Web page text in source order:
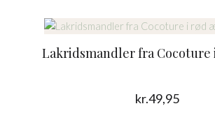
Lakridsmandler fra Cocoture
kr.49,95